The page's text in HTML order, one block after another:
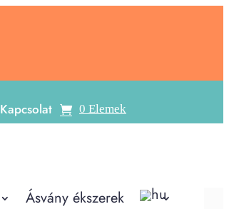
Kapcsolat 0 Elemek
Ásvány ékszerek